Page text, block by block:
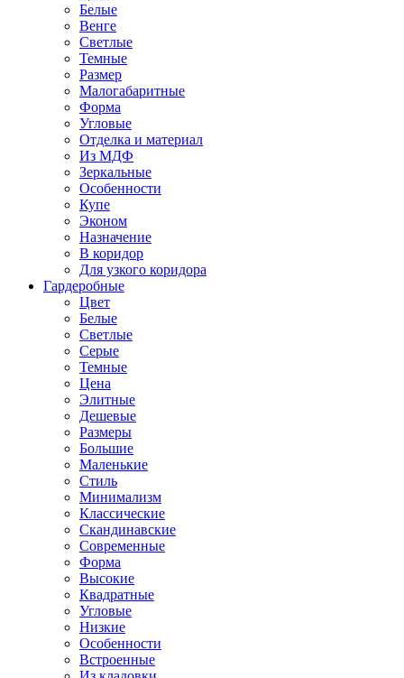
Белые
Венге
Светлые
Темные
Размер
Малогабаритные
Форма
Угловые
Отделка и материал
Из МДФ
Зеркальные
Особенности
Купе
Эконом
Назначение
В коридор
Для узкого коридора
Гардеробные
Цвет
Белые
Светлые
Серые
Темные
Цена
Элитные
Дешевые
Размеры
Большие
Маленькие
Стиль
Минимализм
Классические
Скандинавские
Современные
Форма
Высокие
Квадратные
Угловые
Низкие
Особенности
Встроенные